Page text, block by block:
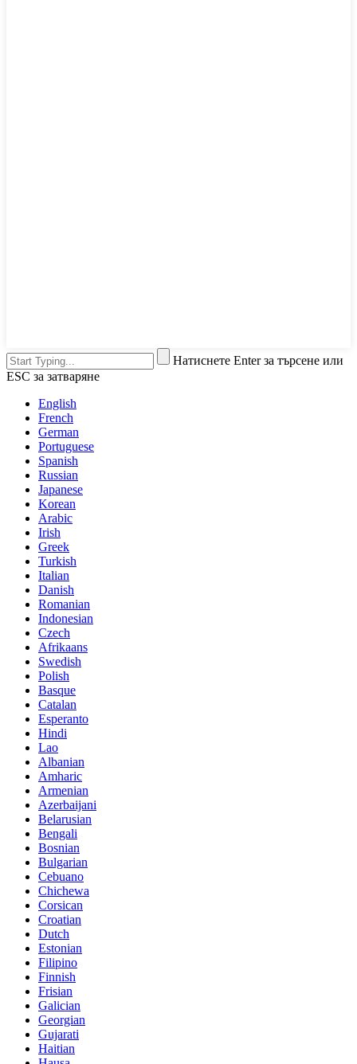
Натиснете Enter за търсене или
ESC за затваряне
English
French
German
Portuguese
Spanish
Russian
Japanese
Korean
Arabic
Irish
Greek
Turkish
Italian
Danish
Romanian
Indonesian
Czech
Afrikaans
Swedish
Polish
Basque
Catalan
Esperanto
Hindi
Lao
Albanian
Amharic
Armenian
Azerbaijani
Belarusian
Bengali
Bosnian
Bulgarian
Cebuano
Chichewa
Corsican
Croatian
Dutch
Estonian
Filipino
Finnish
Frisian
Galician
Georgian
Gujarati
Haitian